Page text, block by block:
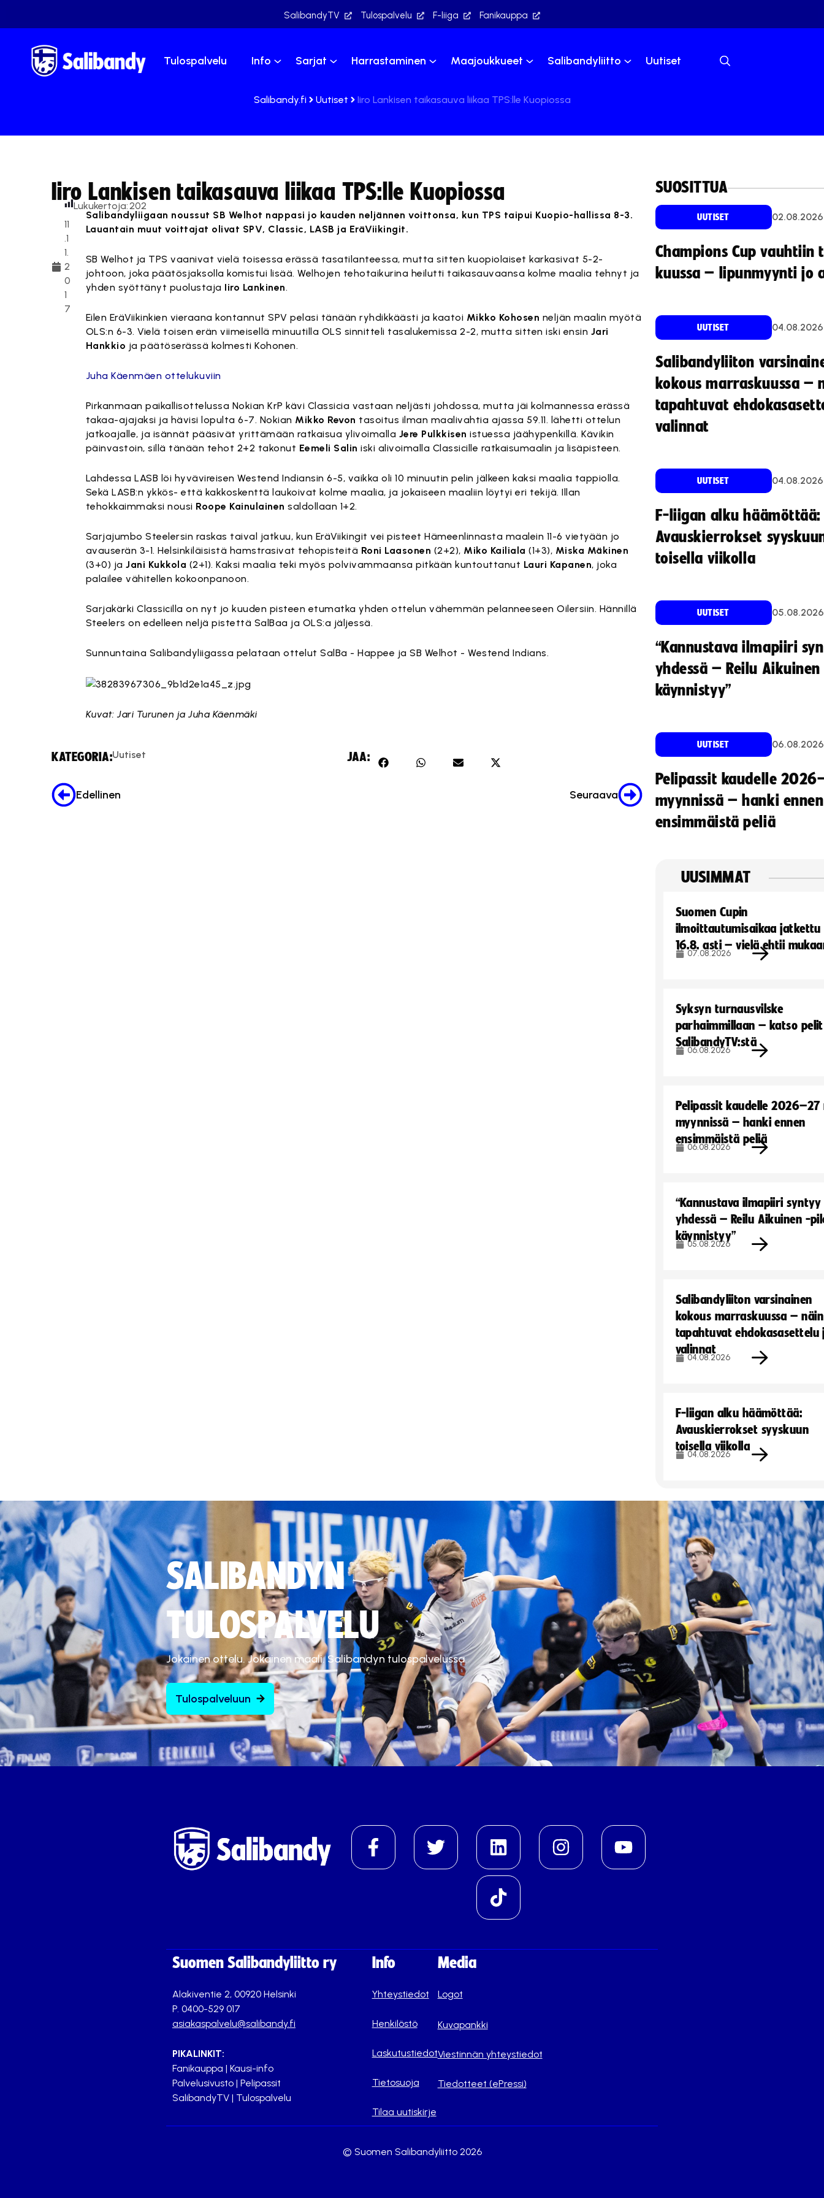
SalibandyTV Tulospalvelu F-liiga Fanikauppa
Tulospalvelu Info Sarjat Harrastaminen Maajoukkueet Salibandyliitto Uutiset
Salibandy.fi Uutiset Iiro Lankisen taikasauva liikaa TPS:lle Kuopiossa
Iiro Lankisen taikasauva liikaa TPS:lle Kuopiossa
11
.1
1.
2
0
1
7
Lukukertoja:202
Salibandyliigaan noussut SB Welhot nappasi jo kauden neljännen voittonsa, kun TPS taipui Kuopio-hallissa 8-3.
Lauantain muut voittajat olivat SPV, Classic, LASB ja EräViikingit.
SB Welhot ja TPS vaanivat vielä toisessa erässä tasatilanteessa, mutta sitten kuopiolaiset karkasivat 5-2-
johtoon, joka päätösjaksolla komistui lisää. Welhojen tehotaikurina heilutti taikasauvaansa kolme maalia tehnyt ja
yhden syöttänyt puolustaja Iiro Lankinen.
Eilen EräViikinkien vieraana kontannut SPV pelasi tänään ryhdikkäästi ja kaatoi Mikko Kohosen neljän maalin myötä
OLS:n 6-3. Vielä toisen erän viimeisellä minuutilla OLS sinnitteli tasalukemissa 2-2, mutta sitten iski ensin Jari
Hankkio ja päätöserässä kolmesti Kohonen.
Juha Käenmäen ottelukuviin
Pirkanmaan paikallisottelussa Nokian KrP kävi Classicia vastaan neljästi johdossa, mutta jäi kolmannessa erässä
takaa-ajajaksi ja hävisi lopulta 6-7. Nokian Mikko Revon tasoitus ilman maalivahtia ajassa 59.11. lähetti ottelun
jatkoajalle, ja isännät pääsivät yrittämään ratkaisua ylivoimalla Jere Pulkkisen istuessa jäähypenkillä. Kävikin
päinvastoin, sillä tänään tehot 2+2 takonut Eemeli Salin iski alivoimalla Classicille ratkaisumaalin ja lisäpisteen.
Lahdessa LASB löi hyvävireisen Westend Indiansin 6-5, vaikka oli 10 minuutin pelin jälkeen kaksi maalia tappiolla.
Sekä LASB:n ykkös- että kakkoskenttä laukoivat kolme maalia, ja jokaiseen maaliin löytyi eri tekijä. Illan
tehokkaimmaksi nousi Roope Kainulainen saldollaan 1+2.
Sarjajumbo Steelersin raskas taival jatkuu, kun EräViikingit vei pisteet Hämeenlinnasta maalein 11-6 vietyään jo
avauserän 3-1. Helsinkiläisistä hamstrasivat tehopisteitä Roni Laasonen (2+2), Miko Kailiala (1+3), Miska Mäkinen
(3+0) jaJani Kukkola (2+1). Kaksi maalia teki myös polvivammaansa pitkään kuntouttanut Lauri Kapanen, joka
palailee vähitellen kokoonpanoon.
Sarjakärki Classicilla on nyt jo kuuden pisteen etumatka yhden ottelun vähemmän pelanneeseen Oilersiin. Hännillä
Steelers on edelleen neljä pistettä SalBaa ja OLS:a jäljessä.
Sunnuntaina Salibandyliigassa pelataan ottelut SalBa - Happee ja SB Welhot - Westend Indians.
Kuvat: Jari Turunen ja Juha Käenmäki
KATEGORIA:Uutiset JAA:
Edellinen Seuraava
SUOSITTUA
UUTISET 02.08.2026
Champions Cup vauhtiin
kuussa – lipunmyynti jo
UUTISET 04.08.2026
Salibandyliiton
kokous marraskuussa –
tapahtuvat
valinnat
UUTISET 04.08.2026
F-liigan alku häämöttää:
Avauskierrokset
toisella viikolla
UUTISET 05.08.2026
“Kannustava ilmapiiri
yhdessä – Reilu
käynnistyy”
UUTISET 06.08.2026
Pelipassit kaudelle
myynnissä – hanki ennen
ensimmäistä peliä
UUSIMMAT
Suomen Cupin
ilmoittautumisaikaa jatkettu
16.8. asti – vielä ehtii
07.08.2026
Syksyn turnausvilske
parhaimmillaan – katso pelit
SalibandyTV:stä
06.08.2026
Pelipassit kaudelle
myynnissä – hanki ennen
ensimmäistä peliä
06.08.2026
“Kannustava ilmapiiri syntyy
yhdessä – Reilu Aikuinen -
käynnistyy”
05.08.2026
Salibandyliiton varsinainen
kokous marraskuussa – näin
tapahtuvat ehdokasasettelu
valinnat
04.08.2026
F-liigan alku häämöttää:
Avauskierrokset syyskuun
toisella viikolla
04.08.2026
SALIBANDYN
TULOSPALVELU
Jokainen ottelu. Jokainen maali. Salibandyn tulospalvelussa.
Tulospalveluun
Suomen Salibandyliitto ry
Alakiventie 2, 00920 Helsinki
P. 0400-529 017
asiakaspalvelu@salibandy.fi
PIKALINKIT:
Fanikauppa | Kausi-info
Palvelusivusto | Pelipassit
SalibandyTV | Tulospalvelu
Info
Yhteystiedot
Henkilöstö
Laskutustiedot
Tietosuoja
Tilaa uutiskirje
Media
Logot
Kuvapankki
Viestinnän yhteystiedot
Tiedotteet (ePressi)
© Suomen Salibandyliitto 2026